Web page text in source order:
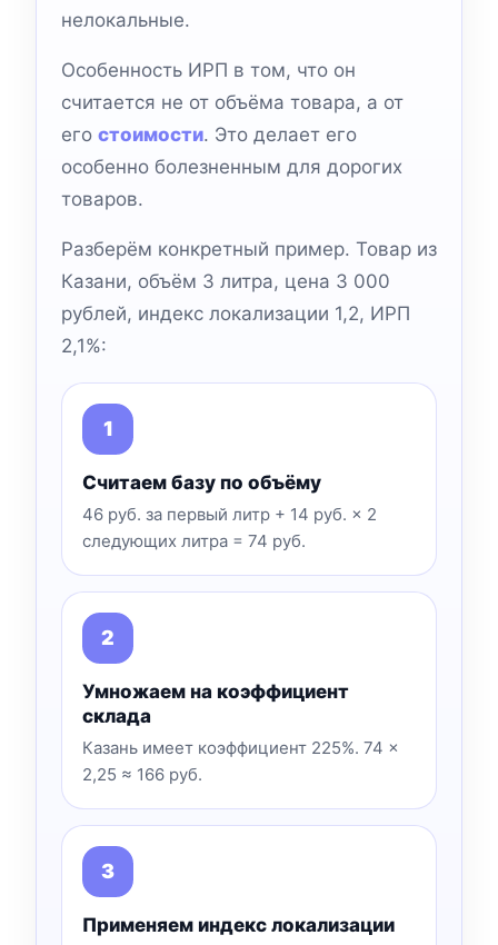
нелокальные.
Особенность ИРП в том, что он
считается не от объёма товара, а от
его стоимости. Это делает его
особенно болезненным для дорогих
товаров.
Разберём конкретный пример. Товар из
Казани, объём 3 литра, цена 3 000
рублей, индекс локализации 1,2, ИРП
2,1%:
Считаем базу по объёму
46 руб. за первый литр + 14 руб. × 2
следующих литра = 74 руб.
Умножаем на коэффициент
склада
Казань имеет коэффициент 225%. 74 ×
2,25 ≈ 166 руб.
Применяем индекс локализации